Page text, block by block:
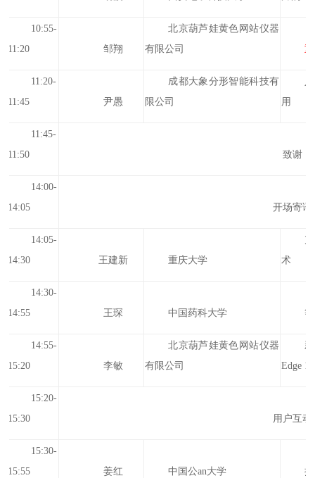
10:55-
11:20
邹翔
北京葫芦娃黄色网站仪器
有限公司
11:20-
11:45
尹愚
成都大象分形智能科技有
限公司
用
11:45-
11:50
致谢
14:00-
14:05
开场寄语
14:05-
14:30
王建新 重庆大学
术
14:30-
14:55
王琛 中国药科大学
14:55-
15:20
李敏
北京葫芦娃黄色网站仪器
有限公司
Edge
15:20-
15:30
用户互动
15:30-
15:55
姜红 中国公an大学